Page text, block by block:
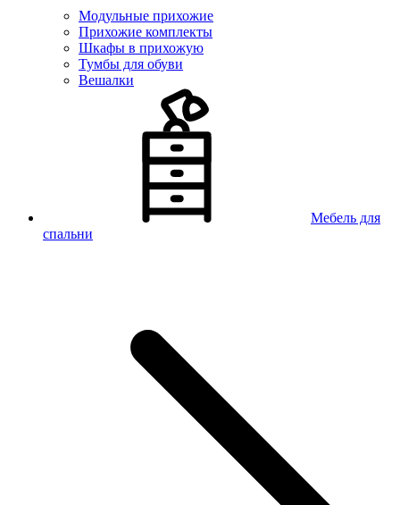
Модульные прихожие
Прихожие комплекты
Шкафы в прихожую
Тумбы для обуви
Вешалки
Мебель для
спальни